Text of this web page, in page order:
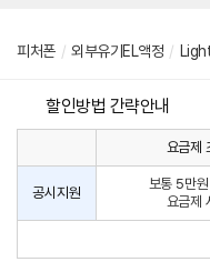
피처폰 / 외부유기EL액정 /
할인방법 간략안내
사
인
법
요금제
공시지원
보통 5만원
요금제